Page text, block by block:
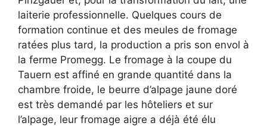
laiterie professionnelle. Quelques cours de
formation continue et des meules de fromage
ratées plus tard, la production a pris son envol à
la ferme Promegg. Le fromage à la coupe du
Tauern est affiné en grande quantité dans la
chambre froide, le beurre d’alpage jaune doré
est très demandé par les hôteliers et sur
l’alpage, leur fromage aigre a déjà été élu